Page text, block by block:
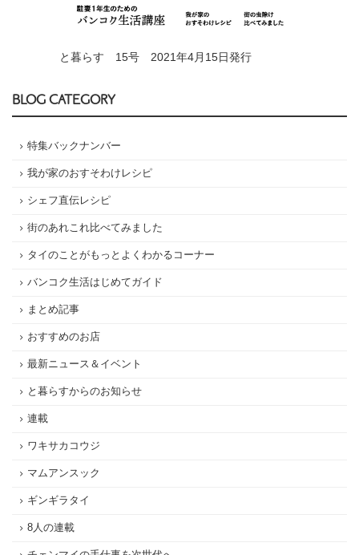
と暮らす 15号 2021年4月15日発行
BLOG CATEGORY
特集バックナンバー
我が家のおすそわけレシピ
シェフ直伝レシピ
街のあれこれ比べてみました
タイのことがもっとよくわかるコーナー
バンコク生活はじめてガイド
まとめ記事
おすすめのお店
最新ニュース＆イベント
と暮らすからのお知らせ
連載
ワキサカコウジ
マムアンスック
ギンギラタイ
8人の連載